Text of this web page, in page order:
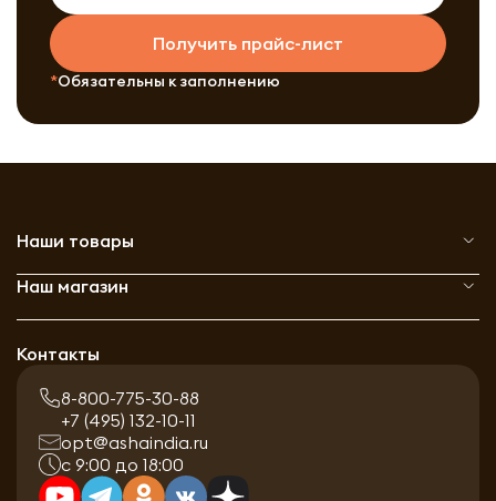
Получить прайс-лист
Обязательны к заполнению
Наши товары
Наш магазин
Контакты
8-800-775-30-88
+7 (495) 132-10-11
opt@ashaindia.ru
с 9:00 до 18:00